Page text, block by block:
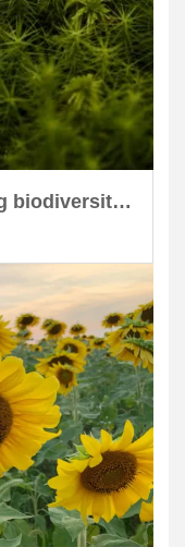
Miyawaki-skove giver hurtig biodiversitet i skandinaviske byer